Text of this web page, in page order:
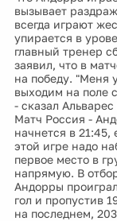
вызывает
всегда играют
упирается в
главный тренер
заявил, что в
на победу. "Меня
выходим на поле
- сказал
Матч Россия -
начнется в
этой игре надо
первое место в
напрямую. В
Андорры
гол и пропустив
на последнем,